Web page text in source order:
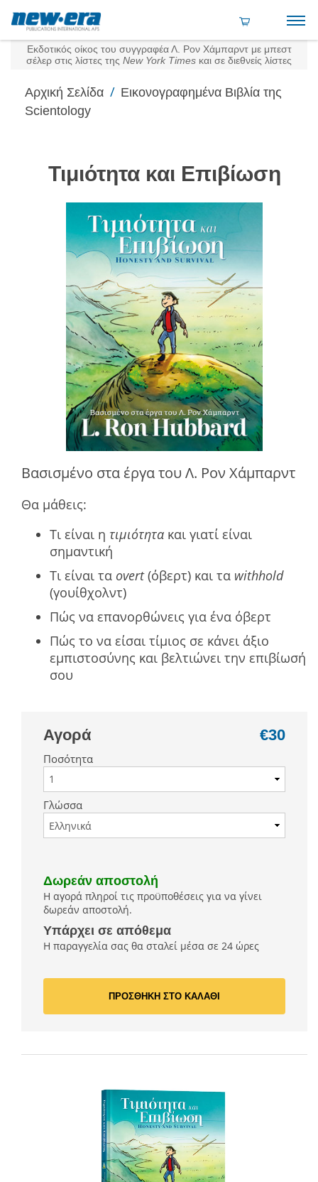
Εκδοτικός οίκος του συγγραφέα Λ. Ρον Χάμπαρντ με μπεστ
σέλερ στις λίστες της New York Times και σε διεθνείς λίστες
Αρχική Σελίδα / Εικονογραφημένα Βιβλία της
Scientology
Τιμιότητα και Επιβίωση
Βασισμένο στα έργα του Λ. Ρον Χάμπαρντ
Θα μάθεις:
Τι είναι η τιμιότητα και γιατί είναι
σημαντική
Τι είναι τα overt(όβερτ) και τα withhold
(γουίθχολντ)
Πώς να επανορθώνεις για ένα όβερτ
Πώς το να είσαι τίμιος σε κάνει άξιο
εμπιστοσύνης και βελτιώνει την επιβίωσή
σου
Αγορά €30
Ποσότητα
Γλώσσα
Δωρεάν αποστολή
Η αγορά πληροί τις προϋποθέσεις για να γίνει
δωρεάν αποστολή.
Υπάρχει σε απόθεμα
Η παραγγελία σας θα σταλεί μέσα σε 24 ώρες
ΠΡΟΣΘΗΚΗ ΣΤΟ ΚΑΛΑΘΙ